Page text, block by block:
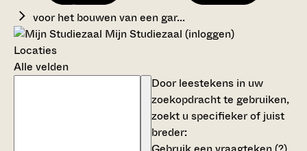
voor het bouwen van een gar...
Mijn Studiezaal (inloggen)
Locaties
Alle velden
Door leestekens in uw
zoekopdracht te gebruiken,
zoekt u specifieker of juist
breder: